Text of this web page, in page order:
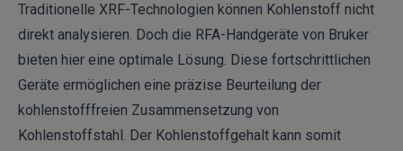
Traditionelle XRF-Technologien können Kohlenstoff nicht
direkt analysieren. Doch die RFA-Handgeräte von Bruker
bieten hier eine optimale Lösung. Diese fortschrittlichen
Geräte ermöglichen eine präzise Beurteilung der
kohlenstofffreien Zusammensetzung von
Kohlenstoffstahl. Der Kohlenstoffgehalt kann somit